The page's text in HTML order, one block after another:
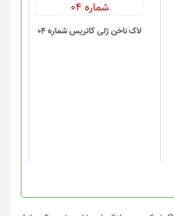
لاک ناخن ژلی کاتریس شماره 04